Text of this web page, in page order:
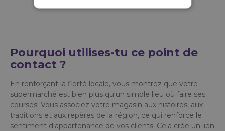
Pourquoi utilises-tu ce point de
contact ?
En renforçant la fierté locale, vous montrez que votre
supermarché est bien plus qu'un simple lieu où faire ses
courses. Vous associez votre magasin aux histoires, aux
traditions et aux repères de la région, ce qui renforce le
sentiment d'appartenance de vos clients. Cela crée un lien